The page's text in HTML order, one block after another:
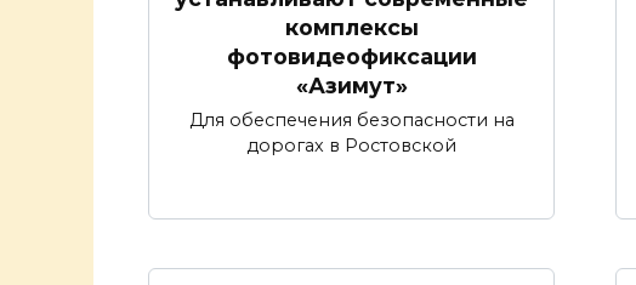
комплексы
фотовидеофиксации
«Азимут»
Для обеспечения безопасности на
дорогах в Ростовской